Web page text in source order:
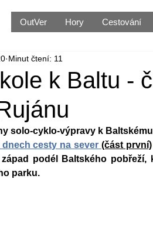
OutVer Hory Cestování
k Baltu -
Minut čtení: 11
solo-cyklo-výpravy k
dnech cesty na sever (část první)
podél Baltského
parku.